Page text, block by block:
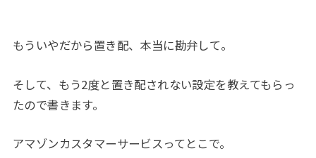
もういやだから置き配、本当に勘弁して。
そして、もう2度と置き配されない設定を教えてもらっ
たので書きます。
アマゾンカスタマーサービスってとこで。